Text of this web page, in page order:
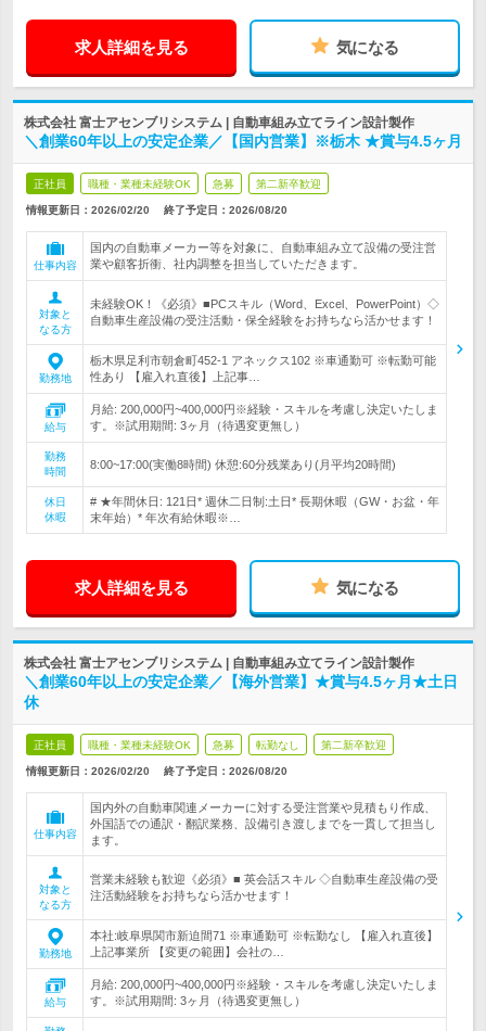
求人詳細を見る 気になる
株式会社 富士アセンブリシステム | 自動車組み立てライン設計製作
＼創業60年以上の安定企業／【国内営業】※栃木 ★賞与4.5ヶ月
正社員 職種・業種未経験OK 急募 第二新卒歓迎
情報更新日：2026/02/20 終了予定日： 2026/08/20
仕事内容
国内の自動車メーカー等を対象に、自動車組み立て設備の受注営
業や顧客折衝、社内調整を担当していただきます。
対象と
なる方
未経験OK！《必須》■PCスキル（Word、Excel、PowerPoint）◇
自動車生産設備の受注活動・保全経験をお持ちなら活かせます！
勤務地
栃木県足利市朝倉町452-1 アネックス102 ※車通勤可 ※転勤可能
性あり 【雇入れ直後】上記事…
給与
月給: 200,000円~400,000円※経験・スキルを考慮し決定いたしま
す。※試用期間: 3ヶ月（待遇変更無し）
勤務
時間
8:00~17:00(実働8時間) 休憩:60分残業あり(月平均20時間)
休日
休暇
# ★年間休日: 121日* 週休二日制:土日* 長期休暇（GW・お盆・年
末年始）* 年次有給休暇※…
求人詳細を見る 気になる
株式会社 富士アセンブリシステム | 自動車組み立てライン設計製作
＼創業60年以上の安定企業／【海外営業】★賞与4.5ヶ月★土日
休
正社員 職種・業種未経験OK 急募 転勤なし 第二新卒歓迎
情報更新日：2026/02/20 終了予定日： 2026/08/20
仕事内容
国内外の自動車関連メーカーに対する受注営業や見積もり作成、
外国語での通訳・翻訳業務、設備引き渡しまでを一貫して担当し
ます。
対象と
なる方
営業未経験も歓迎《必須》■ 英会話スキル ◇自動車生産設備の受
注活動経験をお持ちなら活かせます！
勤務地
本社:岐阜県関市新迫間71 ※車通勤可 ※転勤なし 【雇入れ直後】
上記事業所 【変更の範囲】会社の…
給与
月給: 200,000円~400,000円※経験・スキルを考慮し決定いたしま
す。※試用期間: 3ヶ月（待遇変更無し）